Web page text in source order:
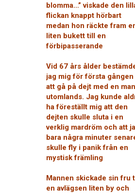
blomma…” viskade den
flickan knappt hörbart
medan hon räckte fram
liten bukett till en
förbipasserande
Vid 67 års ålder
jag mig för första
att gå på dejt med en man
utomlands. Jag kunde
ha föreställt mig att den
dejten skulle sluta i en
verklig mardröm och att
bara några minuter
skulle fly i panik från en
mystisk främling
Mannen skickade sin fru
en avlägsen liten by och